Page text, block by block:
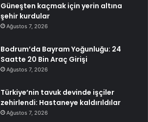
Güneşten kaçmak için yerin altına
şehir kurdular
Ağustos 7, 2026
Bodrum’da Bayram Yoğunluğu: 24
Saatte 20 Bin Araç Girişi
Ağustos 7, 2026
Türkiye’nin tavuk devinde işçiler
zehirlendi: Hastaneye kaldırıldılar
Ağustos 7, 2026